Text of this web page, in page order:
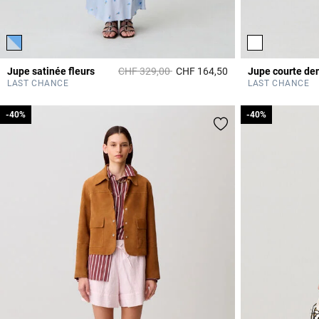
Jupe satinée fleurs Prix réduit à partir de
CHF 329,00àCHF 164,50 4.4 out of 5
LAST CHANCE
Jupe courte
LAST CHANCE
-40%
-40% -40%
-40%